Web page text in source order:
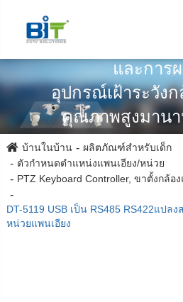
เชี่ยวชาญในการออ
และการ
อุปกรณ์เฝ้าระวัง
คุณภาพสูงมานา
บ้านในบ้าน
ผลิตภัณฑ์สำหรับเด็ก
ตัวกำหนดตำแหน่งแพนเอียง/หน่วย
PTZ Keyboard Controller, ขาตั้งกล้
DT-5119 USB เป็น RS485 RS422แปล
หน่วยแพนเอียง